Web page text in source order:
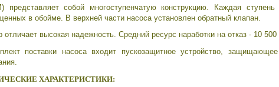
представляет собой многоступенчатую конструкцию. Каждая
в обойме. В верхней части насоса установлен обратный клапан.
отличает высокая надежность. Средний ресурс наработки на отказ - 10 500
поставки насоса входит пускозащитное устройство,
ХАРАКТЕРИСТИКИ: